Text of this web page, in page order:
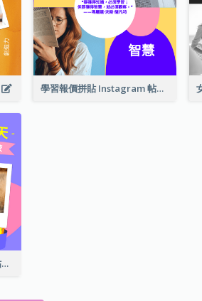
學習報價拼貼 Instagram 帖子
回到學校拼貼 Instagram 帖子